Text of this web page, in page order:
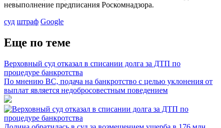
невыполнение предписания Роскомнадзора.
суд штраф Google
Еще по теме
Верховный суд отказал в списании долга за ДТП по
процедуре банкротства
По мнению ВС, подача на банкротство с целью уклонения от
выплат является недобросовестным поведением